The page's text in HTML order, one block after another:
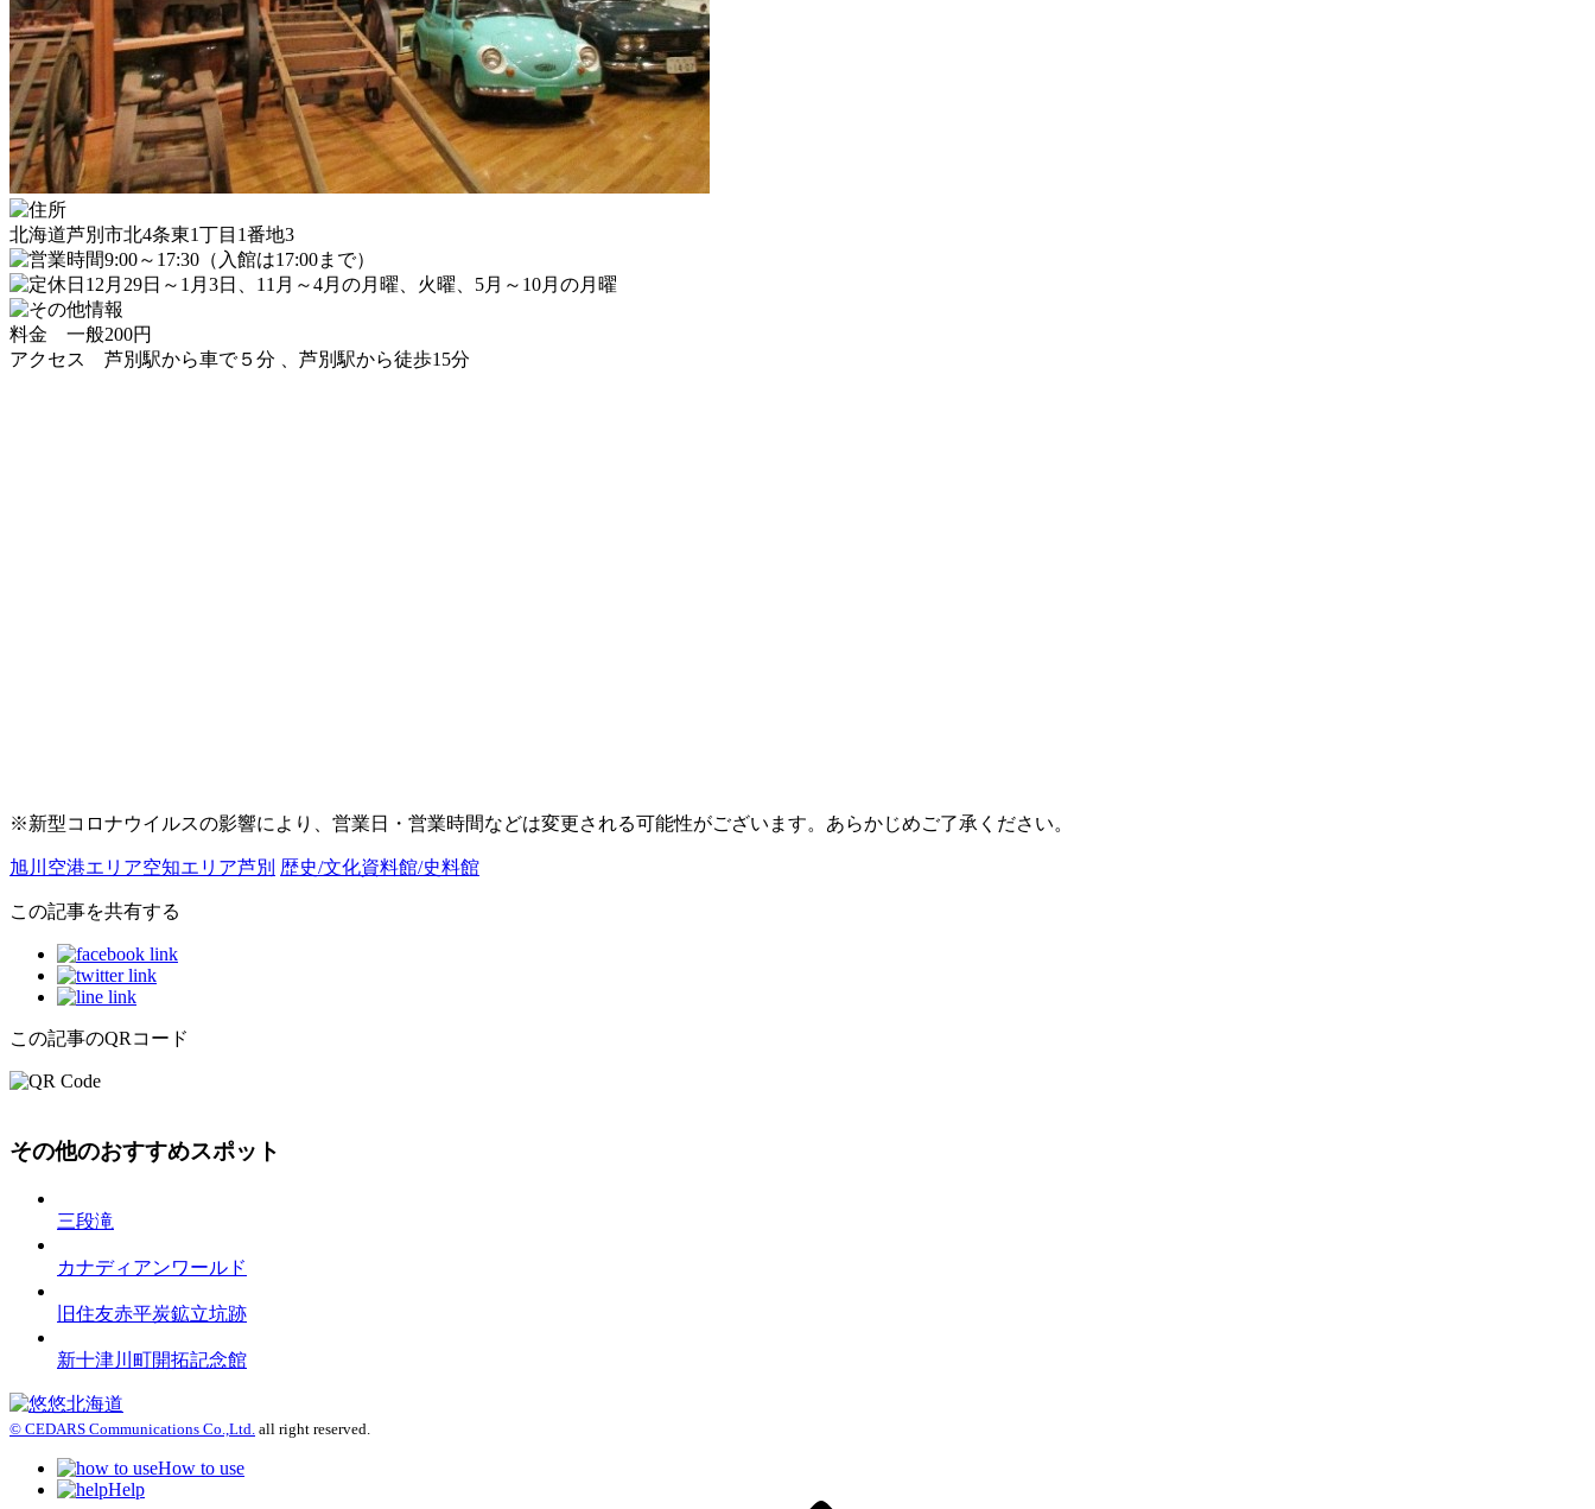
北海道芦別市北4条東1丁目1番地3
9:00～17:30（入館は17:00まで）
12月29日～1月3日、11月～4月の月曜、火曜、5月～10月の月曜
料金 一般200円
アクセス 芦別駅から車で５分 、芦別駅から徒歩15分
※新型コロナウイルスの影響により、営業日・営業時間などは変更される可能性がございます。あらかじめご了承ください。
旭川空港エリア空知エリア芦別 歴史/文化資料館/史料館
この記事を共有する
この記事のQRコード
その他のおすすめスポット
三段滝
カナディアンワールド
旧住友赤平炭鉱立坑跡
新十津川町開拓記念館
© CEDARS Communications Co.,Ltd. all right reserved.
How to use
Help